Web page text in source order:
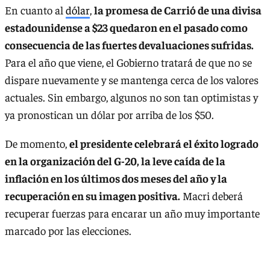
En cuanto al dólar,la promesa de Carrió de una divisa
estadounidense a $23 quedaron en el pasado como
consecuencia de las fuertes devaluaciones sufridas.
Para el año que viene, el Gobierno tratará de que no se
dispare nuevamente y se mantenga cerca de los valores
actuales. Sin embargo, algunos no son tan optimistas y
ya pronostican un dólar por arriba de los $50.
De momento, el presidente celebrará el éxito logrado
en la organización del G-20, la leve caída de la
inflación en los últimos dos meses del año y la
recuperación en su imagen positiva. Macri deberá
recuperar fuerzas para encarar un año muy importante
marcado por las elecciones.